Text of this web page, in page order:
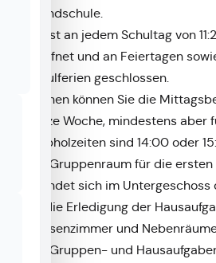
Grundschule.
Sie ist an jedem Schultag von
geöffnet und an Feiertagen
Schulferien geschlossen.
Buchen können Sie die
ganze Woche, mindestens aber
– Abholzeiten sind 14:00 oder
Der Gruppenraum für die
befindet sich im
für die Erledigung der
Klassenzimmer und
Der Gruppen- und